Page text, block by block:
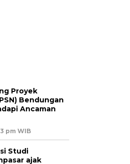
Proyek
Bendungan
Ancaman
pm WIB
Studi
ajak